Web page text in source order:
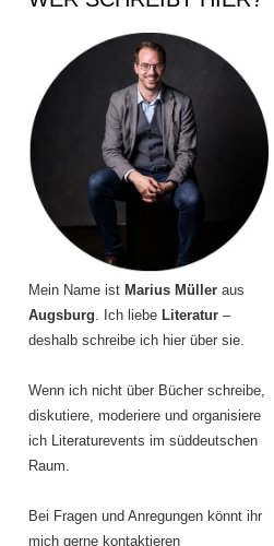
Mein Name ist Marius Müller aus
Augsburg. Ich liebe Literatur –
deshalb schreibe ich hier über sie.
Wenn ich nicht über Bücher schreibe,
diskutiere, moderiere und organisiere
ich Literaturevents im süddeutschen
Raum.
Bei Fragen und Anregungen könnt ihr
mich gerne kontaktieren